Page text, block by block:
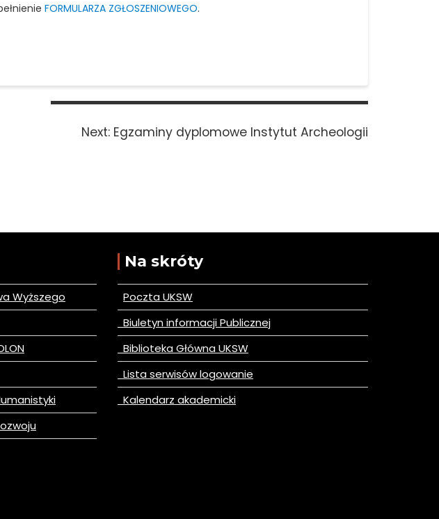
FORMULARZA ZGŁOSZENIOWEGO.
Next: Next
Egzaminy dyplomowe Instytut Archeologii
Wyższego
Na skróty
Poczta UKSW
Biuletyn informacji Publicznej
Biblioteka Główna UKSW
Lista serwisów logowanie
Kalendarz akademicki